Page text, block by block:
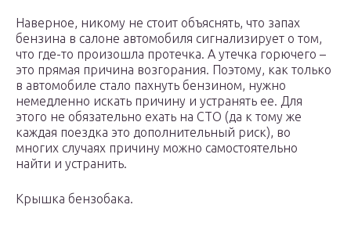
Наверное, никому не стоит объяснять, что запах
бензина в салоне автомобиля сигнализирует о том,
что где-то произошла протечка. А утечка горючего –
это прямая причина возгорания. Поэтому, как только
в автомобиле стало пахнуть бензином, нужно
немедленно искать причину и устранять ее. Для
этого не обязательно ехать на СТО (да к тому же
каждая поездка это дополнительный риск), во
многих случаях причину можно самостоятельно
найти и устранить.
Крышка бензобака.